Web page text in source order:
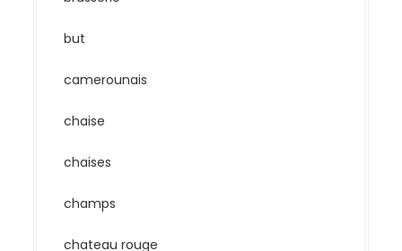
but
camerounais
chaise
chaises
champs
chateau rouge